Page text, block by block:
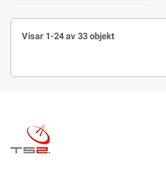
Visar 1-24 av 33 objekt